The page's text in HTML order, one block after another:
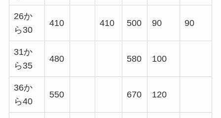
26か
ら30
410 410 500 90 90
31か
ら35
480 580 100
36か
ら40
550 670 120